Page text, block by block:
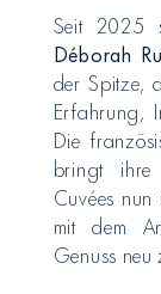
Seit 2025
Déborah
der Spitze,
Erfahrung,
Die
bringt ihre
Cuvées
mit dem
Genuss neu